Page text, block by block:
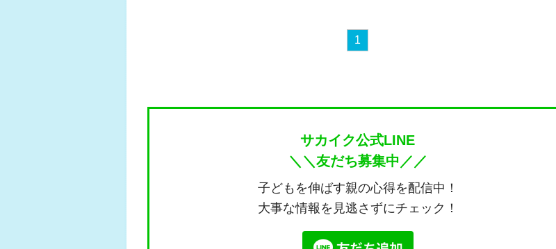
1
サカイク公式LINE
＼＼友だち募集中／／
子どもを伸ばす親の心得を配信中！
大事な情報を見逃さずにチェック！